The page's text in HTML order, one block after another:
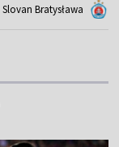
Slovan Bratysława